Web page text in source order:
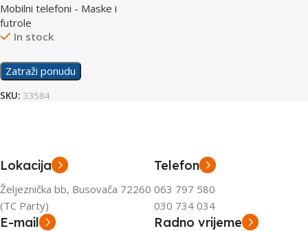
Mobilni telefoni - Maske i
futrole
In stock
Zatraži ponudu
SKU: 33584
Lokacija
Željeznička bb, Busovača 72260
(TC Party)
Telefon
063 797 580
030 734 034
E-mail Radno vrijeme